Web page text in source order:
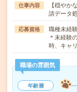
仕事内容
【穏やか
請データ
応募資格
職種未経
＊未経験
時、キャ
職場の雰囲気
年齢層